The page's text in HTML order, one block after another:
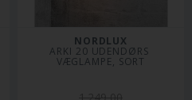
NORDLUX
ARKI 20 UDENDØRS
VÆGLAMPE, SORT